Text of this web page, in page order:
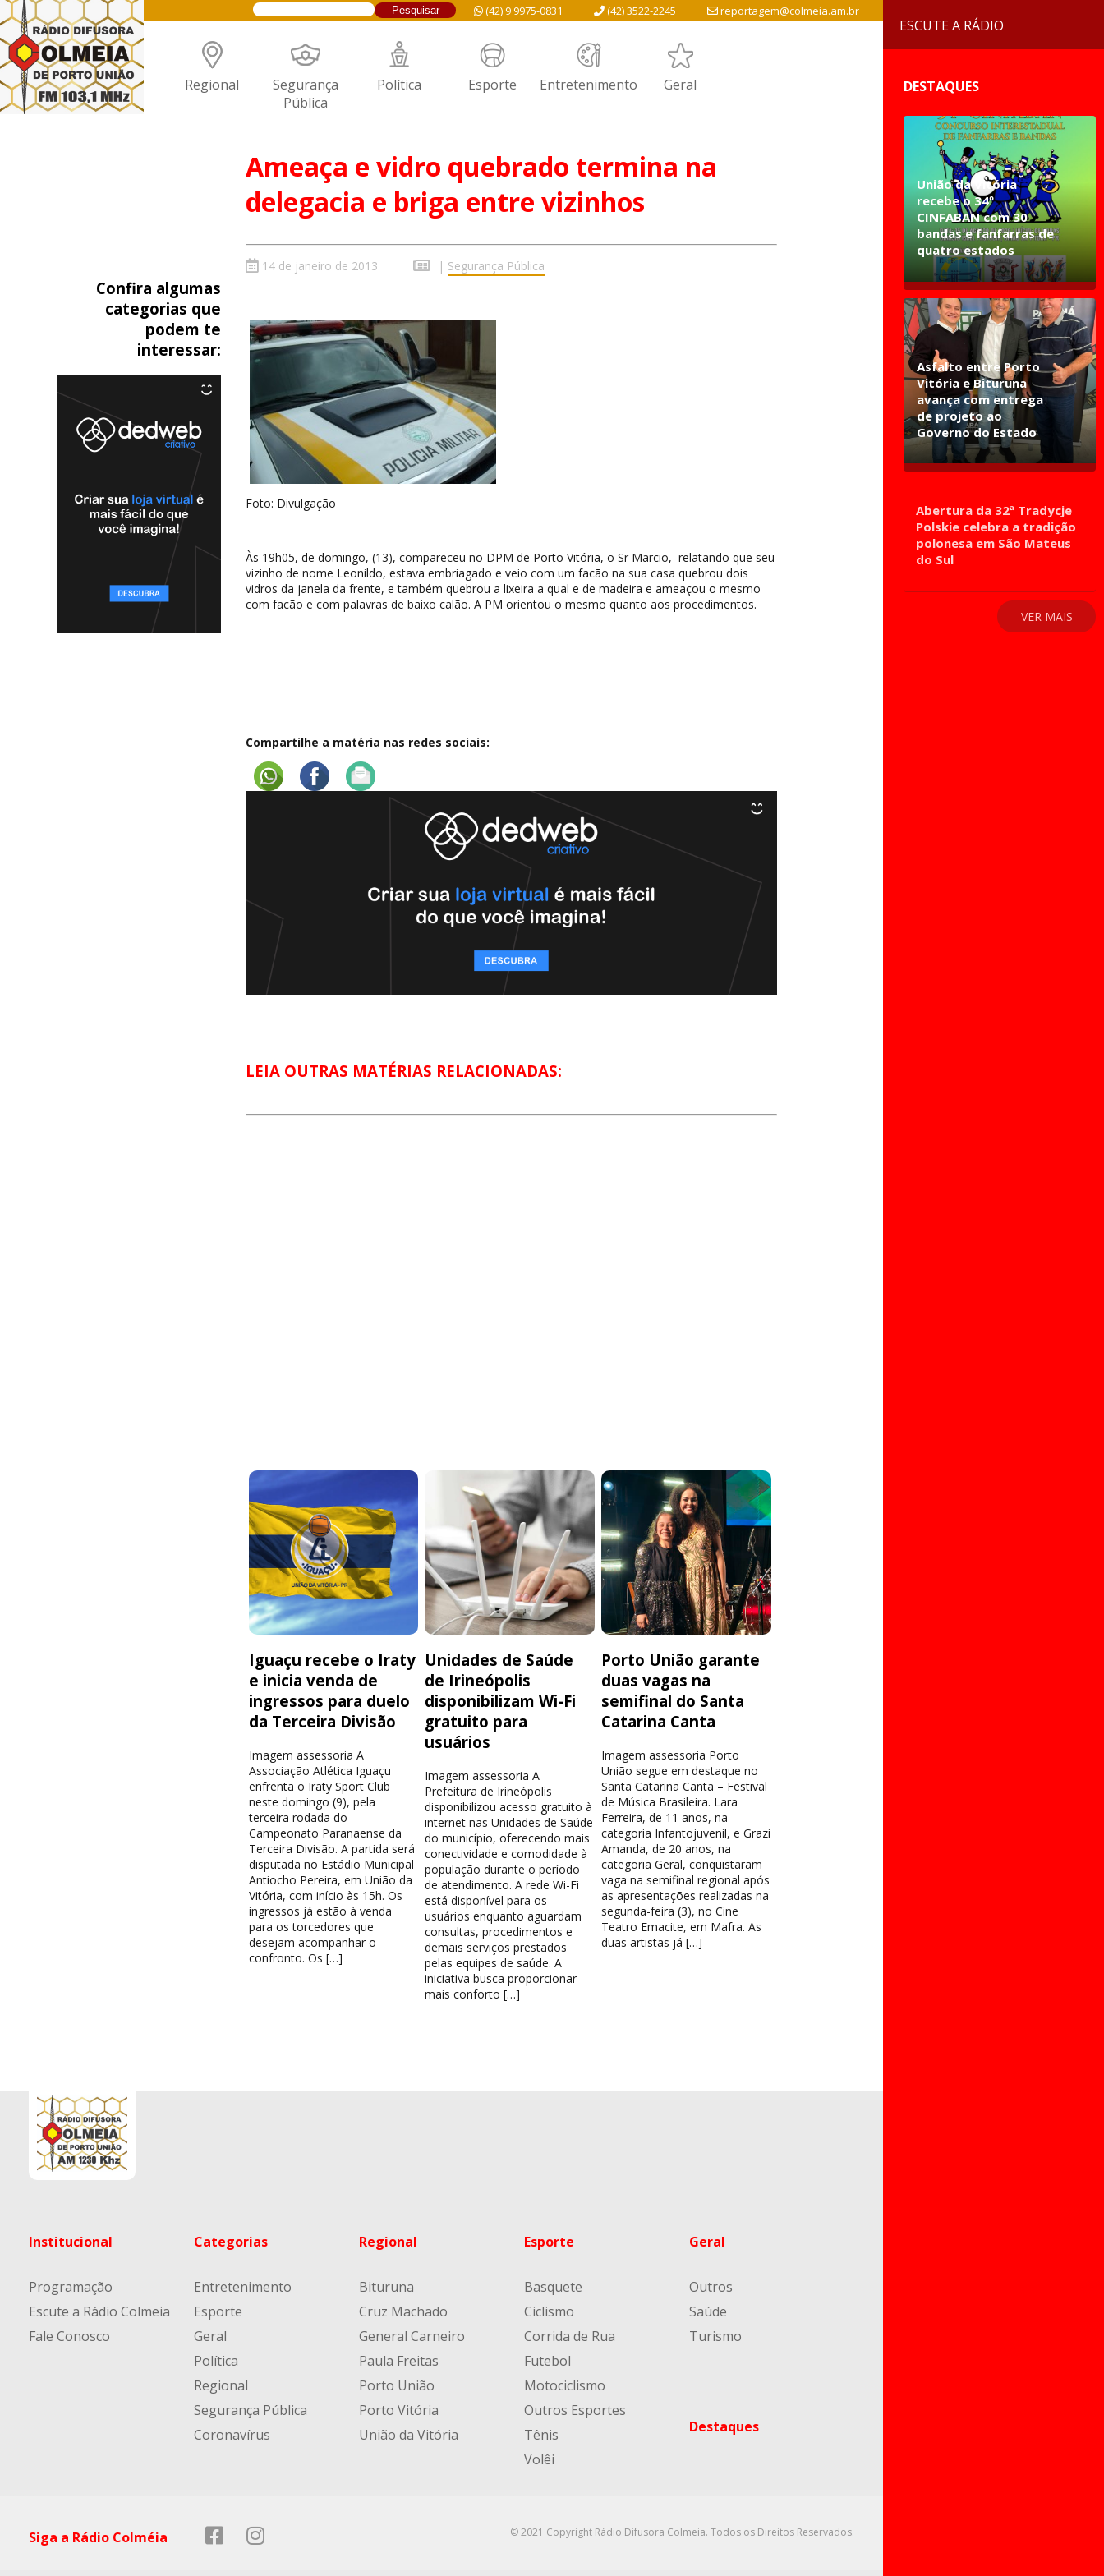
reportagem@colmeia.am.br
(42) 3522-2245
(42) 9 9975-0831
Regional Segurança
Pública
Política Esporte Entretenimento Geral
Ameaça e vidro quebrado termina na
delegacia e briga entre vizinhos
Confira algumas
categorias que
podem te
interessar:
14 de janeiro de 2013 | Segurança Pública
Foto: Divulgação
Às 19h05, de domingo, (13), compareceu no DPM de Porto Vitória, o Sr Marcio, relatando que seu
vizinho de nome Leonildo, estava embriagado e veio com um facão na sua casa quebrou dois
vidros da janela da frente, e também quebrou a lixeira a qual e de madeira e ameaçou o mesmo
com facão e com palavras de baixo calão. A PM orientou o mesmo quanto aos procedimentos.
Compartilhe a matéria nas redes sociais:
LEIA OUTRAS MATÉRIAS RELACIONADAS:
Iguaçu recebe o Iraty
e inicia venda de
ingressos para duelo
da Terceira Divisão
Imagem assessoria A
Associação Atlética Iguaçu
enfrenta o Iraty Sport Club
neste domingo (9), pela
terceira rodada do
Campeonato Paranaense da
Terceira Divisão. A partida será
disputada no Estádio Municipal
Antiocho Pereira, em União da
Vitória, com início às 15h. Os
ingressos já estão à venda
para os torcedores que
desejam acompanhar o
confronto. Os […]
Unidades de Saúde
de Irineópolis
disponibilizam Wi-Fi
gratuito para
usuários
Imagem assessoria A
Prefeitura de Irineópolis
disponibilizou acesso gratuito à
internet nas Unidades de Saúde
do município, oferecendo mais
conectividade e comodidade à
população durante o período
de atendimento. A rede Wi-Fi
está disponível para os
usuários enquanto aguardam
consultas, procedimentos e
demais serviços prestados
pelas equipes de saúde. A
iniciativa busca proporcionar
mais conforto […]
Porto União garante
duas vagas na
semifinal do Santa
Catarina Canta
Imagem assessoria Porto
União segue em destaque no
Santa Catarina Canta – Festival
de Música Brasileira. Lara
Ferreira, de 11 anos, na
categoria Infantojuvenil, e Grazi
Amanda, de 20 anos, na
categoria Geral, conquistaram
vaga na semifinal regional após
as apresentações realizadas na
segunda-feira (3), no Cine
Teatro Emacite, em Mafra. As
duas artistas já […]
Institucional
Programação
Escute a Rádio Colmeia
Fale Conosco
Categorias
Entretenimento
Esporte
Geral
Política
Regional
Segurança Pública
Coronavírus
Regional
Bituruna
Cruz Machado
General Carneiro
Paula Freitas
Porto União
Porto Vitória
União da Vitória
Esporte
Basquete
Ciclismo
Corrida de Rua
Futebol
Motociclismo
Outros Esportes
Tênis
Volêi
Geral
Outros
Saúde
Turismo
Destaques
Siga a Rádio Colméia © 2021 Copyright Rádio Difusora Colmeia. Todos os Direitos Reservados.
ESCUTE A RÁDIO
DESTAQUES
União da Vitória
recebe o 34º
CINFABAN com 30
bandas e fanfarras de
quatro estados
Asfalto entre Porto
Vitória e Bituruna
avança com entrega
de projeto ao
Governo do Estado
Abertura da 32ª Tradycje
Polskie celebra a tradição
polonesa em São Mateus
do Sul
VER MAIS